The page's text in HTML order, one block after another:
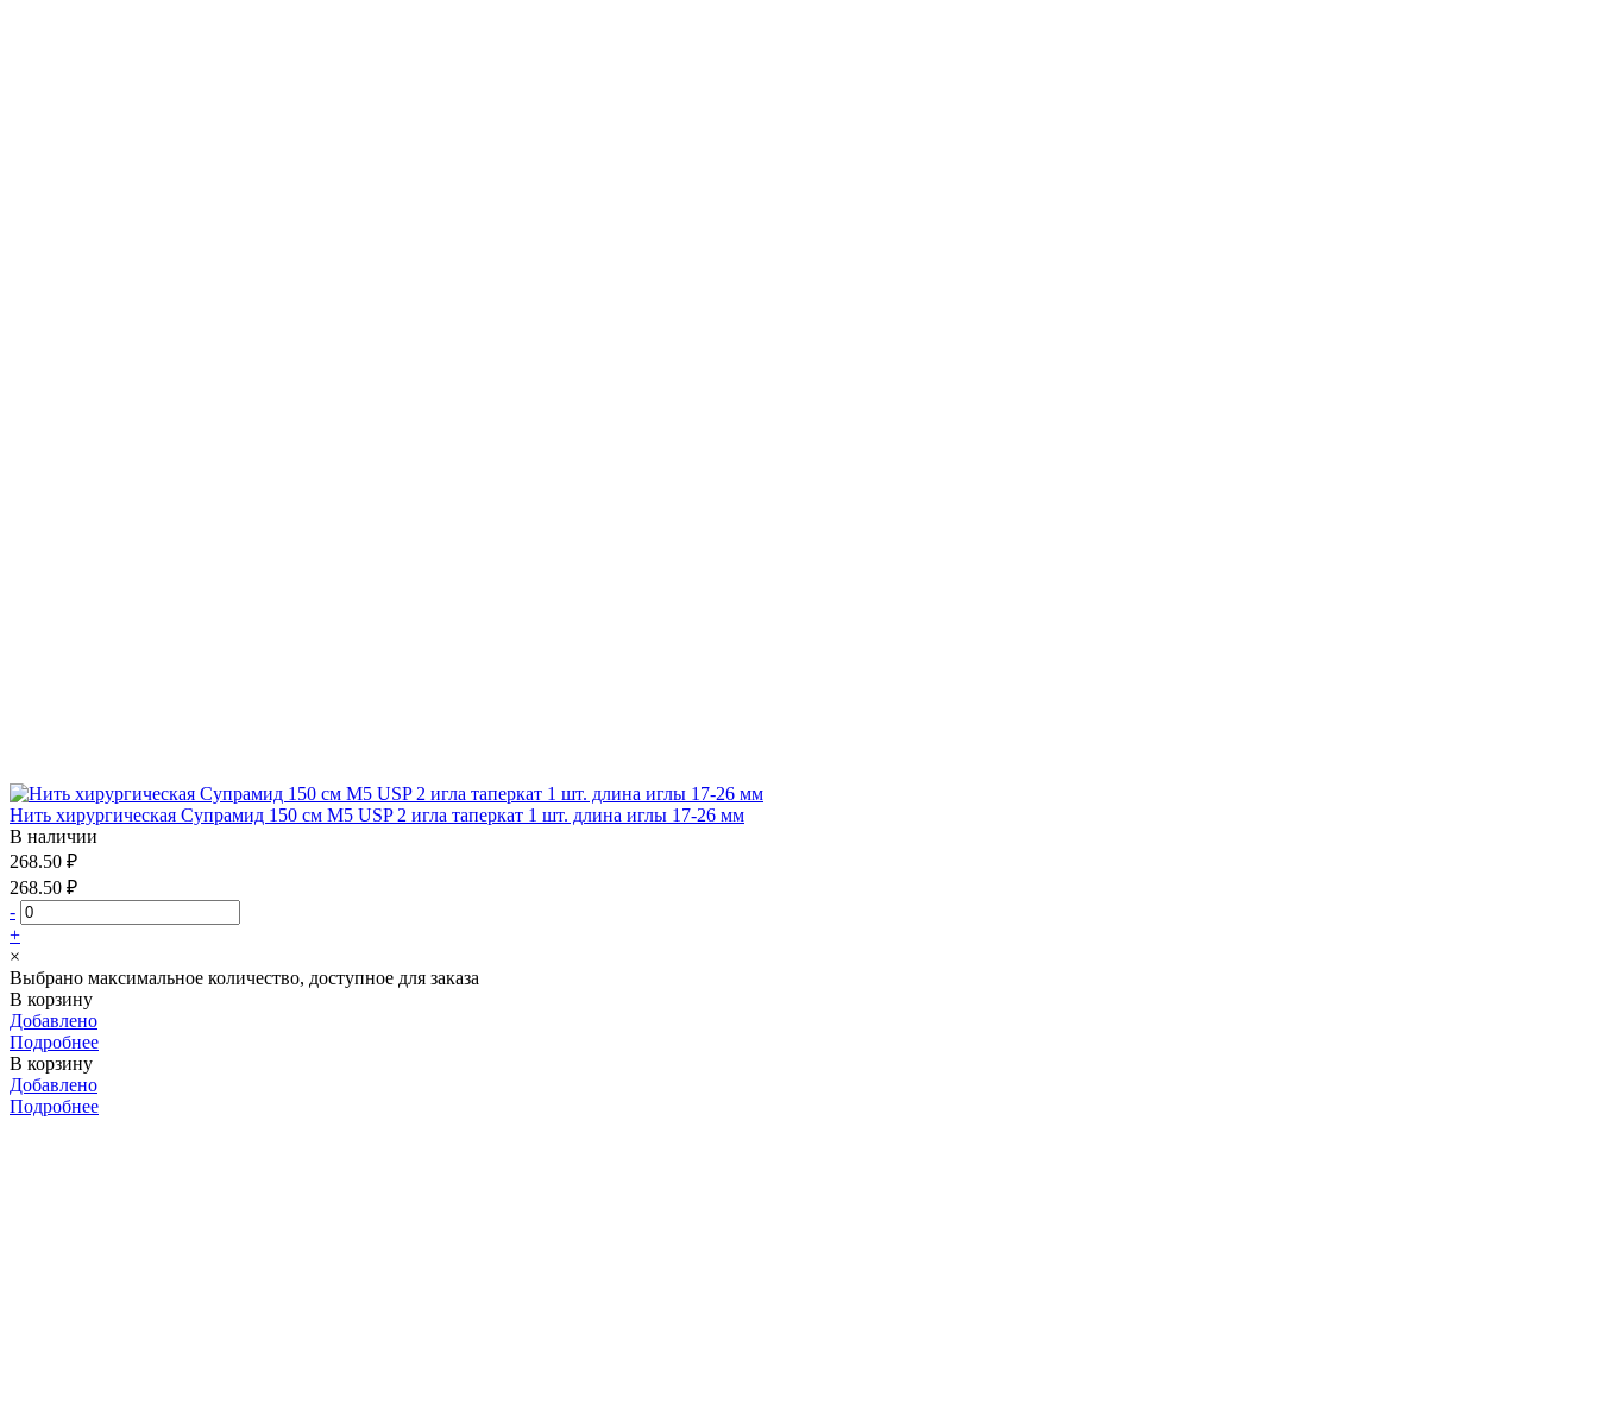
Нить хирургическая Супрамид 150 см М5 USP 2 игла таперкат 1 шт. длина иглы 17-26 мм
В наличии
268.50 ₽
268.50 ₽
-
+
×
Выбрано максимальное количество, доступное для заказа
В корзину
Добавлено
Подробнее
В корзину
Добавлено
Подробнее